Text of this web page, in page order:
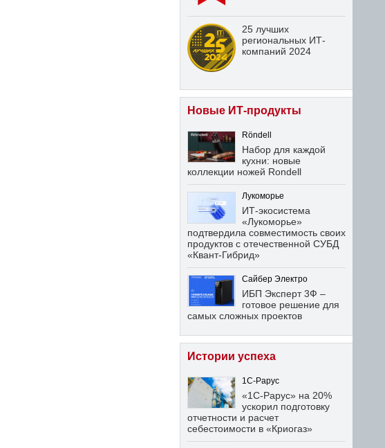
25 лучших
региональных ИТ-
компаний 2024
Новые ИТ-продукты
Röndell
Набор для каждой
кухни: новые
коллекции ножей Rondell
Лукоморье
ИТ-экосистема
«Лукоморье»
подтвердила совместимость своих
продуктов с отечественной СУБД
«Квант-Гибрид»
Сайбер Электро
ИБП Эксперт 3Ф –
готовое решение для
самых сложных проектов
Истории успеха
1С-Рарус
«1С-Рарус» на 20%
ускорил подготовку
отчетности и расчет
себестоимости в «Криогаз»